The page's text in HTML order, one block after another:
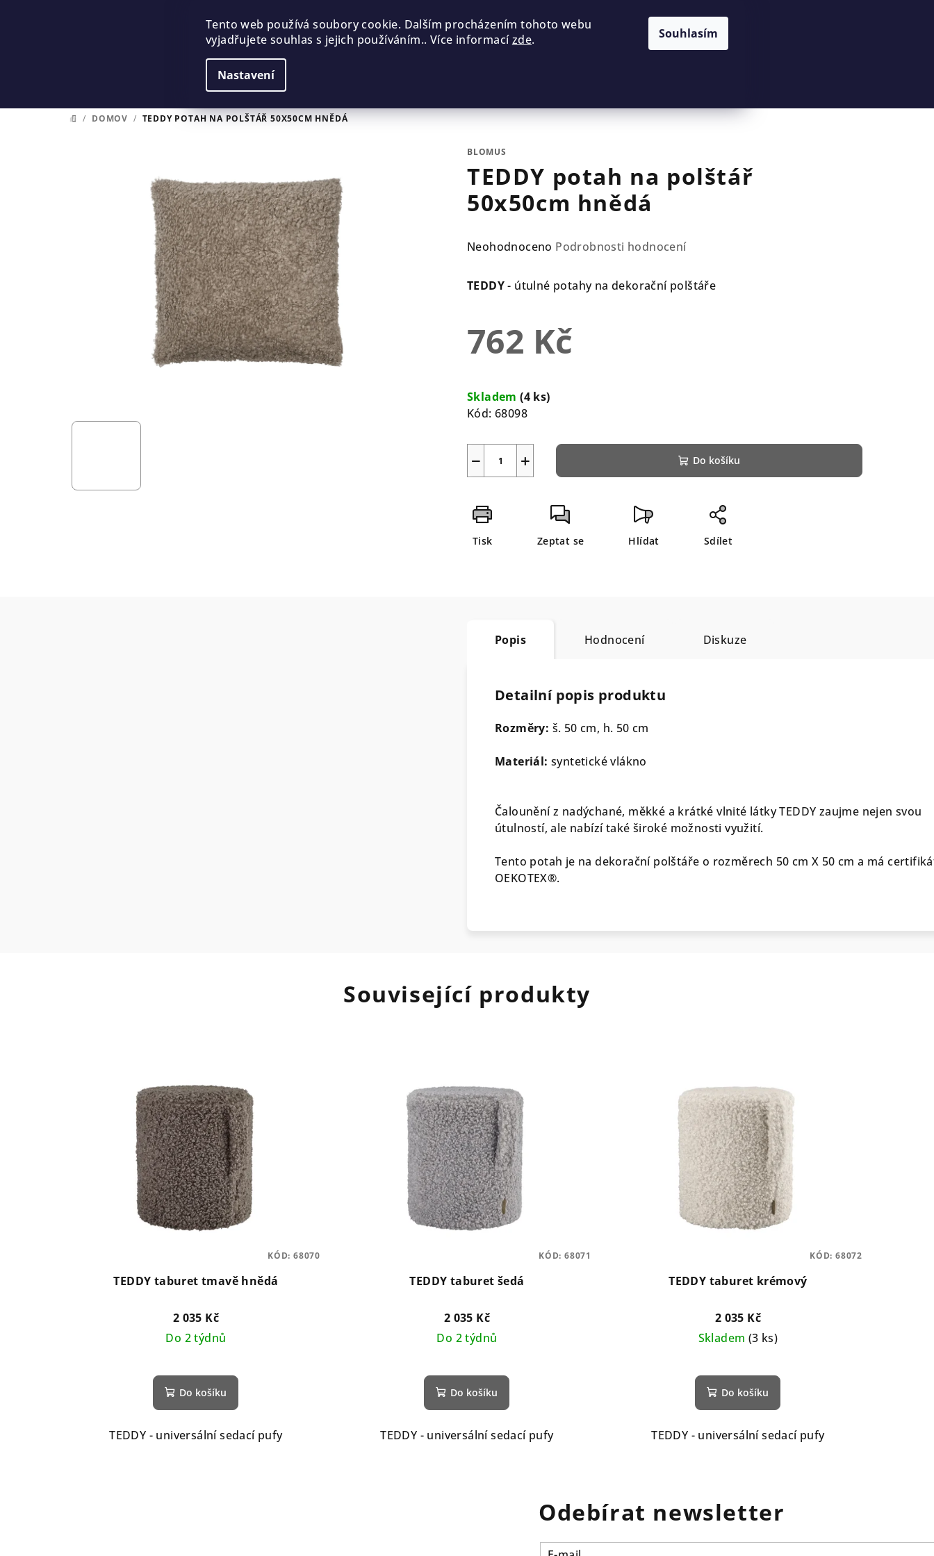
Tento web používá soubory cookie. Dalším procházením tohoto webu
vyjadřujete souhlas s jejich používáním.. Více informacízde.
Nastavení
Souhlasím
DOMŮ
/ DOMOV / TEDDY POTAH NA POLŠTÁŘ 50X50CM HNĚDÁ
BLOMUS
TEDDY potah na polštář
50x50cm hnědá
Průměrné
produktu
z
5
Neohodnoceno Podrobnosti hodnocení
TEDDY- útulné potahy na dekorační polštáře
762 Kč
cena:
Skladem(4 ks)
Kód: 68098
+
− Do košíku
Tisk Zeptat se Hlídat Sdílet
Popis Hodnocení Diskuze
Detailní popis produktu
Rozměry: š. 50 cm, h. 50 cm
Materiál: syntetické vlákno
Čalounění z nadýchané, měkké a krátké vlnité látky TEDDY zaujme nejen svou
útulností, ale nabízí také široké možnosti využití.
Tento potah je na dekorační polštáře o rozměrech 50 cm X 50 cm a má
OEKOTEX®.
Související produkty
TEDDY taburet tmavě hnědá
2 035 Kč
Do 2 týdnů
Do košíku
TEDDY - universální sedací pufy
KÓD: 68070
TEDDY taburet šedá
2 035 Kč
Do 2 týdnů
Do košíku
TEDDY - universální sedací pufy
KÓD: 68071
TEDDY taburet krémový
2 035 Kč
Skladem (3 ks)
Do košíku
TEDDY - universální sedací pufy
KÓD: 68072
Odebírat newsletter